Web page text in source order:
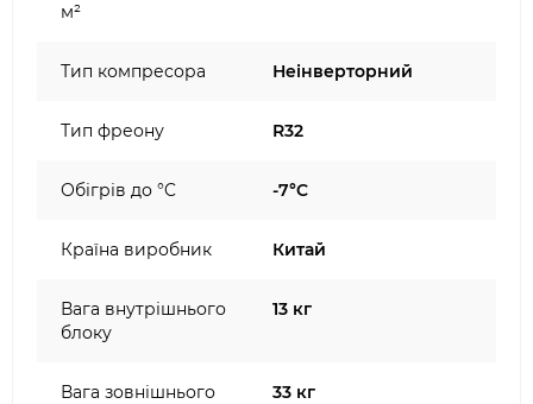
м²
Тип компресора Неінверторний
Тип фреону R32
Обігрів до °C -7°C
Країна виробник Китай
Вага внутрішнього
блоку
13 кг
Вага зовнішнього
33 кг